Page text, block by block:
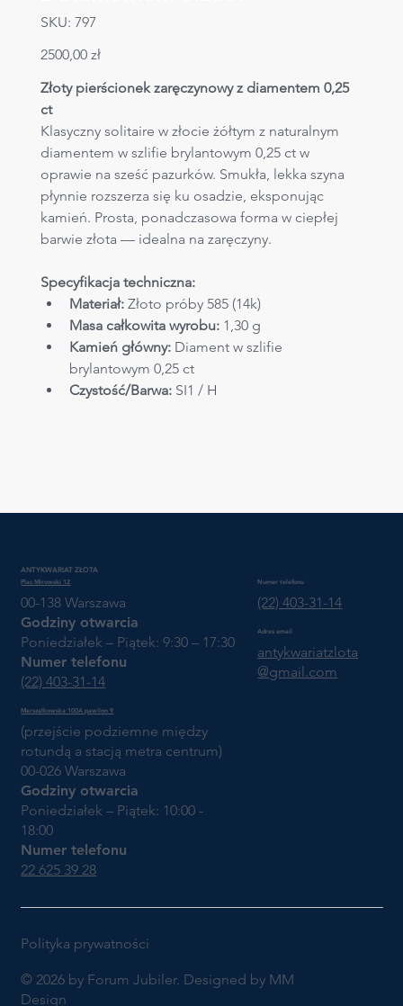
SKU: SKU
797
797
Cena
2500,00 zł
Złoty pierścionek zaręczynowy z diamentem 0,25
ct
Klasyczny solitaire w złocie żółtym z naturalnym
diamentem w szlifie brylantowym 0,25 ct w
oprawie na sześć pazurków. Smukła, lekka szyna
płynnie rozszerza się ku osadzie, eksponując
kamień. Prosta, ponadczasowa forma w ciepłej
barwie złota — idealna na zaręczyny.
Specyfikacja techniczna:
Materiał: Złoto próby 585 (14k)
Masa całkowita wyrobu: 1,30 g
Kamień główny: Diament w szlifie
brylantowym 0,25 ct
Czystość/Barwa: SI1 / H
ANTYKWARIAT ZŁOTA
Plac Mirowski 12
00-138 Warszawa
Godziny otwarcia
Poniedziałek – Piątek: 9:30 – 17:30
Numer telefonu
(22) 403-31-14
Marszałkowska 100A pawilon 9
(przejście podziemne między
rotundą a stacją metra centrum)
00-026 Warszawa
Godziny otwarcia
Poniedziałek – Piątek: 10:00 -
18:00
Numer telefonu
22 625 39 28
Numer telefonu
(22) 403-31-14
Adres email
antykwariatzlota
@gmail.com
Polityka prywatności
© 2026 by Forum Jubiler. Designed by MM
Design